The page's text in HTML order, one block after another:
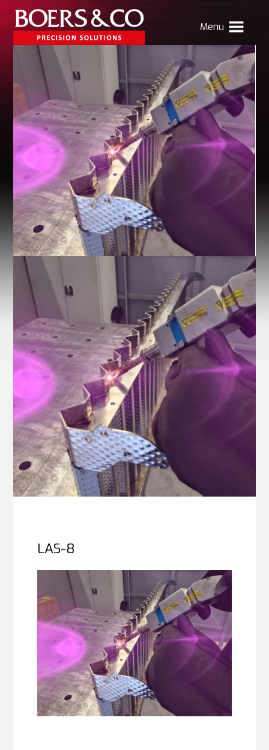
Menu
BOERS & CO
MACHINING
MECHATRONICS
SHEET METAL
PRODUCTS
CONTACT
Verhuizing Atlas
Nieuws
Vacatures
Boers & Co Relatie
LAS-8